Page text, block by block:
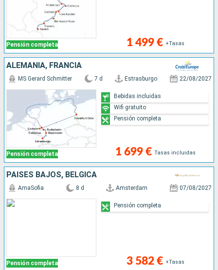
Pensión completa 1 499 € +Tasas
ALEMANIA, FRANCIA
Pensión completa
MS Gerard Schmitter 7 d Estrasburgo 22/08/2027
1 699 € Tasas incluidas
Bebidas incluidas
Wifi gratuito
Pensión completa
PAISES BAJOS, BÉLGICA
Pensión completa
AmaSofia 8 d Amsterdam 07/08/2027
3 582 € +Tasas
Pensión completa